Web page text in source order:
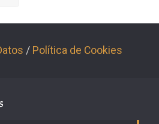
/ Política de Cookies